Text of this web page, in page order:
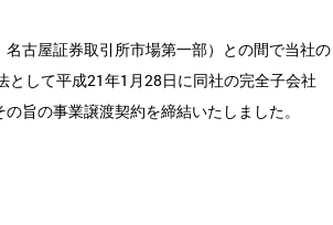
古屋証券取引所市場第一部）との間で当社の
して平成21年1月28日に同社の完全子会社
旨の事業譲渡契約を締結いたしました。